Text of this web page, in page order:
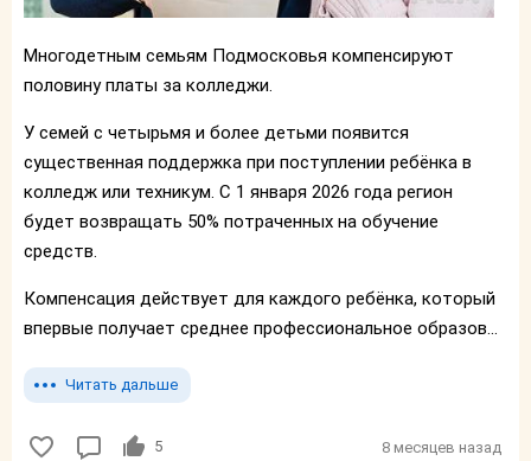
Многодетным семьям Подмосковья компенсируют
половину платы за колледжи.
У семей с четырьмя и более детьми появится
существенная поддержка при поступлении ребёнка в
колледж или техникум. С 1 января 2026 года регион
будет возвращать 50% потраченных на обучение
средств.
Компенсация действует для каждого ребёнка, который
впервые получает среднее профессиональное образов...
Читать дальше
5 8 месяцев назад